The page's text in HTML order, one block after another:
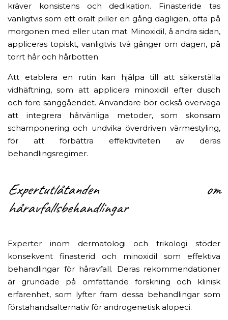
kräver konsistens och dedikation. Finasteride tas
vanligtvis som ett oralt piller en gång dagligen, ofta på
morgonen med eller utan mat. Minoxidil, å andra sidan,
appliceras topiskt, vanligtvis två gånger om dagen, på
torrt hår och hårbotten.
Att etablera en rutin kan hjälpa till att säkerställa
vidhäftning, som att applicera minoxidil efter dusch
och före sänggåendet. Användare bör också överväga
att integrera hårvänliga metoder, som skonsam
schamponering och undvika överdriven värmestyling,
för att förbättra effektiviteten av deras
behandlingsregimer.
Expertutlåtanden om
håravfallsbehandlingar
Experter inom dermatologi och trikologi stöder
konsekvent finasterid och minoxidil som effektiva
behandlingar för håravfall. Deras rekommendationer
är grundade på omfattande forskning och klinisk
erfarenhet, som lyfter fram dessa behandlingar som
förstahandsalternativ för androgenetisk alopeci.